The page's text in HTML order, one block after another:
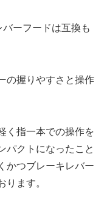
ーフードは互換も
の握りやすさと操作
く指一本での操作を
パクトになったこと
かつブレーキレバー
ります。